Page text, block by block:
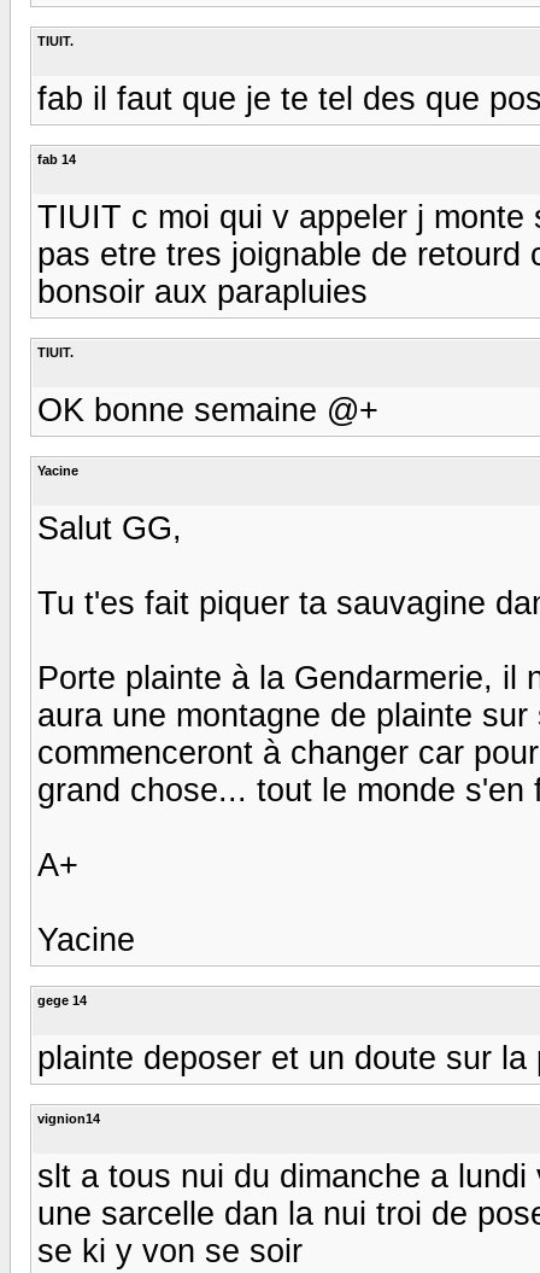
TIUIT.
fab il faut que je te tel des que
fab 14
TIUIT c moi qui v appeler j
pas etre tres joignable de
bonsoir aux parapluies
TIUIT.
OK bonne semaine @+
Yacine
Salut GG,
Tu t'es fait piquer ta sauvagine
Porte plainte à la Gendarmerie, il
aura une montagne de plainte
commenceront à changer car
grand chose... tout le monde s'en
A+
Yacine
gege 14
plainte deposer et un doute sur
vignion14
slt a tous nui du dimanche a
une sarcelle dan la nui troi de
se ki y von se soir